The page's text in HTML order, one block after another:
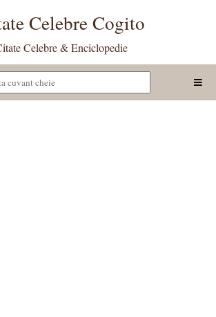
Celebre Cogito
Celebre & Enciclopedie